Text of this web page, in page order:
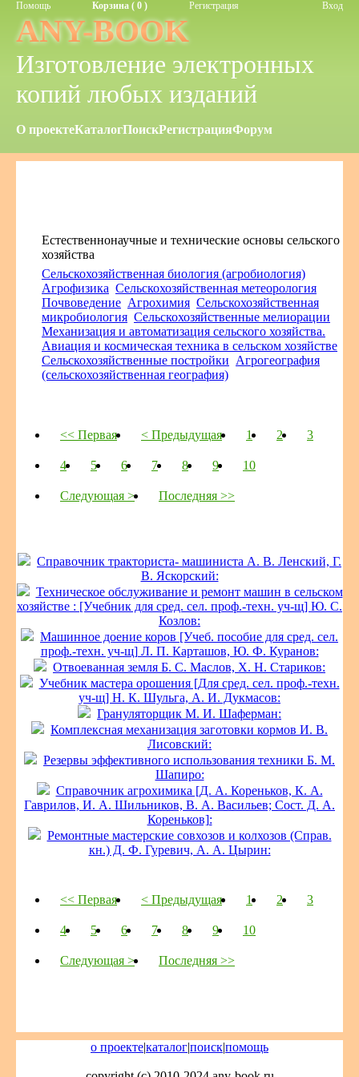
Помощь Корзина ( 0 ) Регистрация Вход
ANY-BOOK
Изготовление электронных
копий любых изданий
О проектеКаталогПоискРегистрацияФорум
Естественнонаучные и технические основы сельского
хозяйства
Сельскохозяйственная биология (агробиология)
Агрофизика Сельскохозяйственная метеорология
Почвоведение Агрохимия Сельскохозяйственная
микробиология Сельскохозяйственные мелиорации
Механизация и автоматизация сельского хозяйства.
Авиация и космическая техника в сельском хозяйстве
Сельскохозяйственные постройки Агрогеография
(сельскохозяйственная география)
<< Первая < Предыдущая 1 2 3
4 5 6 7 8 9 10
Следующая > Последняя >>
Справочник тракториста- машиниста А. В. Ленский, Г.
В. Яскорский:
Техническое обслуживание и ремонт машин в сельском
хозяйстве : [Учебник для сред. сел. проф.-техн. уч-щ] Ю. С.
Козлов:
Машинное доение коров [Учеб. пособие для сред. сел.
проф.-техн. уч-щ] Л. П. Карташов, Ю. Ф. Куранов:
Отвоеванная земля Б. С. Маслов, Х. Н. Стариков:
Учебник мастера орошения [Для сред. сел. проф.-техн.
уч-щ] Н. К. Шульга, А. И. Дукмасов:
Грануляторщик М. И. Шаферман:
Комплексная механизация заготовки кормов И. В.
Лисовский:
Резервы эффективного использования техники Б. М.
Шапиро:
Справочник агрохимика [Д. А. Кореньков, К. А.
Гаврилов, И. А. Шильников, В. А. Васильев; Сост. Д. А.
Кореньков]:
Ремонтные мастерские совхозов и колхозов (Справ.
кн.) Д. Ф. Гуревич, А. А. Цырин:
<< Первая < Предыдущая 1 2 3
4 5 6 7 8 9 10
Следующая > Последняя >>
о проекте|каталог|поиск|помощь